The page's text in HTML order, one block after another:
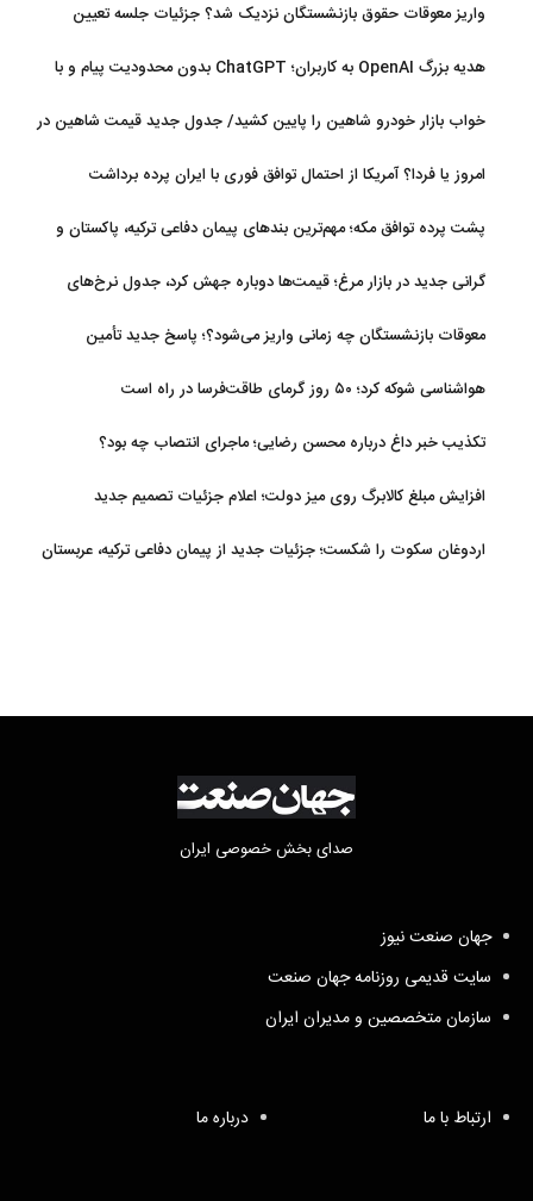
واریز معوقات حقوق بازنشستگان نزدیک شد؟ جزئیات جلسه تعیین
هدیه بزرگ OpenAI به کاربران؛ ChatGPT بدون محدودیت پیام و با
خواب بازار خودرو شاهین را پایین کشید/ جدول جدید قیمت شاهین در
امروز یا فردا؟ آمریکا از احتمال توافق فوری با ایران پرده برداشت
پشت پرده توافق مکه؛ مهم‌ترین بندهای پیمان دفاعی ترکیه، پاکستان و
گرانی جدید در بازار مرغ؛ قیمت‌ها دوباره جهش کرد، جدول نرخ‌های
معوقات بازنشستگان چه زمانی واریز می‌شود؟؛ پاسخ جدید تأمین
هواشناسی شوکه کرد؛ ۵۰ روز گرمای طاقت‌فرسا در راه است
تکذیب خبر داغ درباره محسن رضایی؛ ماجرای انتصاب چه بود؟
افزایش مبلغ کالابرگ روی میز دولت؛ اعلام جزئیات تصمیم جدید
اردوغان سکوت را شکست؛ جزئیات جدید از پیمان دفاعی ترکیه، عربستان
صدای بخش خصوصی ایران
جهان صنعت نیوز
سایت قدیمی روزنامه جهان صنعت
سازمان متخصصین و مدیران ایران
ارتباط با ما درباره ما